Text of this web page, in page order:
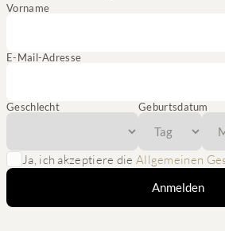
Vorname
E-Mail-Adresse
Geschlecht Geburtsdatum
Ja, ich akzeptiere die Allgemeinen
Anmelden